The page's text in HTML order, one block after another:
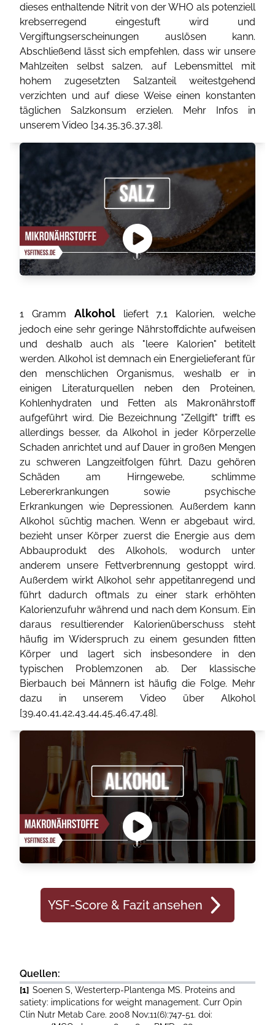
dieses enthaltende Nitrit von der WHO als potenziell
krebserregend eingestuft wird und
Vergiftungserscheinungen auslösen kann.
Abschließend lässt sich empfehlen, dass wir unsere
Mahlzeiten selbst salzen, auf Lebensmittel mit
hohem zugesetzten Salzanteil weitestgehend
verzichten und auf diese Weise einen konstanten
täglichen Salzkonsum erzielen. Mehr Infos in
unserem Video [34,35,36,37,38].
1 Gramm Alkoholliefert 7,1 Kalorien, welche
jedoch eine sehr geringe Nährstoffdichte aufweisen
und deshalb auch als "leere Kalorien" betitelt
werden. Alkohol ist demnach ein Energielieferant für
den menschlichen Organismus, weshalb er in
einigen Literaturquellen neben den Proteinen,
Kohlenhydraten und Fetten als Makronährstoff
aufgeführt wird. Die Bezeichnung "Zellgift" trifft es
allerdings besser, da Alkohol in jeder Körperzelle
Schaden anrichtet und auf Dauer in großen Mengen
zu schweren Langzeitfolgen führt. Dazu gehören
Schäden am Hirngewebe, schlimme
Lebererkrankungen sowie psychische
Erkrankungen wie Depressionen. Außerdem kann
Alkohol süchtig machen. Wenn er abgebaut wird,
bezieht unser Körper zuerst die Energie aus dem
Abbauprodukt des Alkohols, wodurch unter
anderem unsere Fettverbrennung gestoppt wird.
Außerdem wirkt Alkohol sehr appetitanregend und
führt dadurch oftmals zu einer stark erhöhten
Kalorienzufuhr während und nach dem Konsum. Ein
daraus resultierender Kalorienüberschuss steht
häufig im Widerspruch zu einem gesunden fitten
Körper und lagert sich insbesondere in den
typischen Problemzonen ab. Der klassische
Bierbauch bei Männern ist häufig die Folge. Mehr
dazu in unserem Video über Alkohol
[39,40,41,42,43,44,45,46,47,48].
YSF-Score & Fazit ansehen
Quellen:
[1] Soenen S, Westerterp-Plantenga MS. Proteins and
satiety: implications for weight management. Curr Opin
Clin Nutr Metab Care. 2008 Nov;11(6):747-51. doi: